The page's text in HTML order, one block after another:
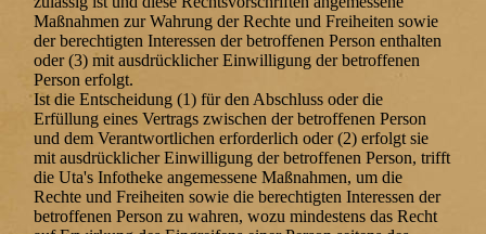
Maßnahmen zur Wahrung der Rechte und Freiheiten sowie
der berechtigten Interessen der betroffenen Person enthalten
oder (3) mit ausdrücklicher Einwilligung der betroffenen
Person erfolgt.
Ist die Entscheidung (1) für den Abschluss oder die
Erfüllung eines Vertrags zwischen der betroffenen Person
und dem Verantwortlichen erforderlich oder (2) erfolgt sie
mit ausdrücklicher Einwilligung der betroffenen Person, trifft
die Uta's Infotheke angemessene Maßnahmen, um die
Rechte und Freiheiten sowie die berechtigten Interessen der
betroffenen Person zu wahren, wozu mindestens das Recht